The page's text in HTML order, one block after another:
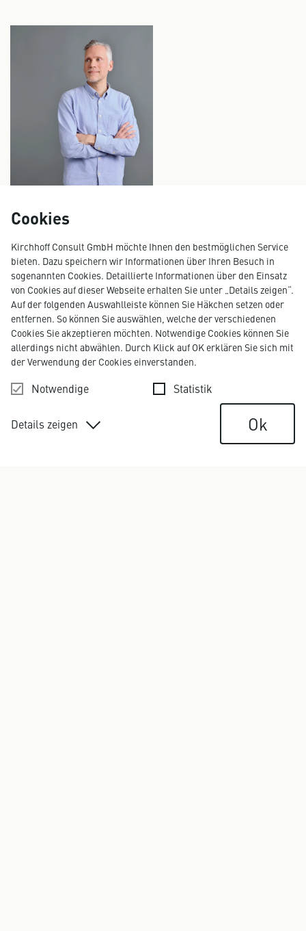
Design Director UX/UI, Concept
tim.faulwetter@kirchhoff.de
+49 40 609 186 43
Cookies
Kirchhoff Consult GmbH möchte Ihnen den bestmöglichen Service
bieten. Dazu speichern wir Informationen über Ihren Besuch in
sogenannten Cookies. Detaillierte Informationen über den Einsatz
von Cookies auf dieser Webseite erhalten Sie unter „Details zeigen“.
Auf der folgenden Auswahlleiste können Sie Häkchen setzen oder
entfernen. So können Sie auswählen, welche der verschiedenen
Cookies Sie akzeptieren möchten. Notwendige Cookies können Sie
allerdings nicht abwählen. Durch Klick auf OK erklären Sie sich mit
der Verwendung der Cookies einverstanden.
Notwendige Statistik
Details zeigen Ok